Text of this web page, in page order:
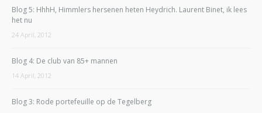
Blog 5: HhhH, Himmlers hersenen heten Heydrich. Laurent Binet, ik lees
het nu
24 April, 2012
Blog 4: De club van 85+ mannen
14 April, 2012
Blog 3: Rode portefeuille op de Tegelberg